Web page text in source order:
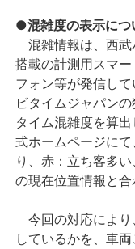
●混雑度の表示につ
混雑情報は、西武
搭載の計測用スマ
フォン等が発信し
ビタイムジャパン
タイム混雑度を算
式ホームページに
り、赤：立ち客多
の現在位置情報と合
今回の対応により
しているかを、車